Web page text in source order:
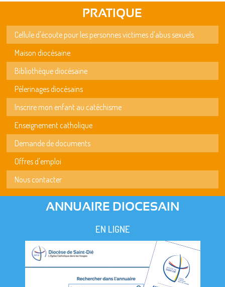
PRATIQUE
Cellule d'écoute pour les personnes victimes d'abus sexuels
Maison diocésaine
Bibliothèque diocésaine
Pèlerinages diocésains
Inscrire mon enfant au catéchisme
Enseignement catholique
Demande de documents
Offres d'emploi
Nous contacter
ANNUAIRE DIOCESAIN
EN LIGNE